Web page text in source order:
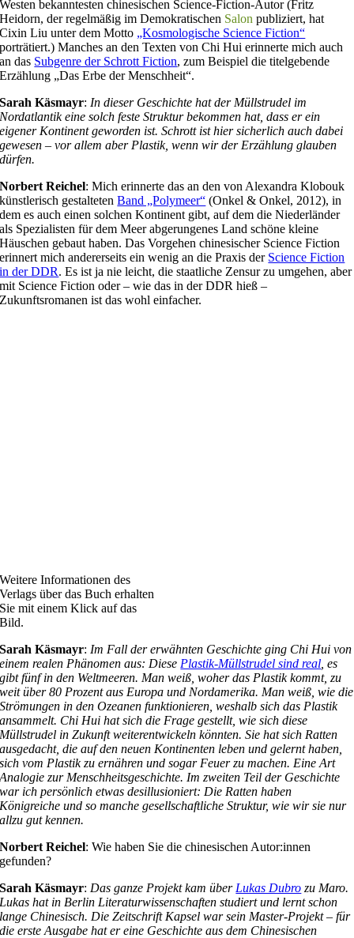
Westen bekanntesten chinesischen Science-Fiction-Autor (Fritz
Heidorn, der regelmäßig im Demokratischen Salon publiziert, hat
Cixin Liu unter dem Motto „Kosmologische Science Fiction“
porträtiert.) Manches an den Texten von Chi Hui erinnerte mich auch
an das Subgenre der Schrott Fiction, zum Beispiel die titelgebende
Erzählung „Das Erbe der Menschheit“.
Sarah Käsmayr: In dieser Geschichte hat der Müllstrudel im
Nordatlantik eine solch feste Struktur bekommen hat, dass er ein
eigener Kontinent geworden ist. Schrott ist hier sicherlich auch dabei
gewesen – vor allem aber Plastik, wenn wir der Erzählung glauben
dürfen.
Norbert Reichel: Mich erinnerte das an den von Alexandra Klobouk
künstlerisch gestaltetenBand „Polymeer“ (Onkel & Onkel, 2012), in
dem es auch einen solchen Kontinent gibt, auf dem die Niederländer
als Spezialisten für dem Meer abgerungenes Land schöne kleine
Häuschen gebaut haben. Das Vorgehen chinesischer Science Fiction
erinnert mich andererseits ein wenig an die Praxis der Science Fiction
in der DDR. Es ist ja nie leicht, die staatliche Zensur zu umgehen, aber
mit Science Fiction oder – wie das in der DDR hieß –
Zukunftsromanen ist das wohl einfacher.
Weitere Informationen des
Verlags über das Buch erhalten
Sie mit einem Klick auf das
Bild.
Sarah Käsmayr: Im Fall der erwähnten Geschichte ging Chi Hui von
einem realen Phänomen aus: Diese Plastik-Müllstrudel sind real , es
gibt fünf in den Weltmeeren. Man weiß, woher das Plastik kommt, zu
weit über 80 Prozent aus Europa und Nordamerika. Man weiß, wie die
Strömungen in den Ozeanen funktionieren, weshalb sich das Plastik
ansammelt. Chi Hui hat sich die Frage gestellt, wie sich diese
Müllstrudel in Zukunft weiterentwickeln könnten. Sie hat sich Ratten
ausgedacht, die auf den neuen Kontinenten leben und gelernt haben,
sich vom Plastik zu ernähren und sogar Feuer zu machen. Eine Art
Analogie zur Menschheitsgeschichte. Im zweiten Teil der Geschichte
war ich persönlich etwas desillusioniert: Die Ratten haben
Königreiche und so manche gesellschaftliche Struktur, wie wir sie nur
allzu gut kennen.
Norbert Reichel: Wie haben Sie die chinesischen Autor:innen
gefunden?
Sarah Käsmayr: Das ganze Projekt kam über Lukas Dubro zu Maro.
Lukas hat in Berlin Literaturwissenschaften studiert und lernt schon
lange Chinesisch. Die Zeitschrift Kapsel war sein Master-Projekt – für
die erste Ausgabe hat er eine Geschichte aus dem Chinesischen